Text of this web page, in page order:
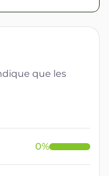
que les
0%